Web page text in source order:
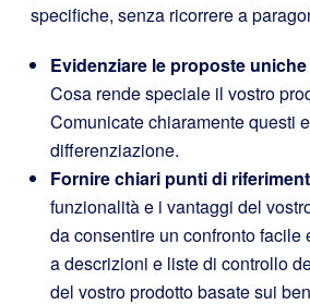
specifiche, senza ricorrere a
Evidenziare le proposte
Cosa rende speciale il vostro
Comunicate chiaramente questi
differenziazione.
Fornire chiari punti di
funzionalità e i vantaggi del
da consentire un confronto facile
a descrizioni e liste di controllo
del vostro prodotto basate sui